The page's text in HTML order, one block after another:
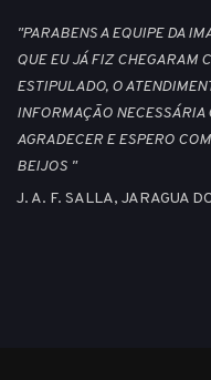
"PARABENS A EQUIPE DA
QUE EU JÁ FIZ CHEGARAM
ESTIPULADO, O
INFORMAÇÃO
AGRADECER E ESPERO
BEIJOS "
J. A. F. SALLA, JARAGUA